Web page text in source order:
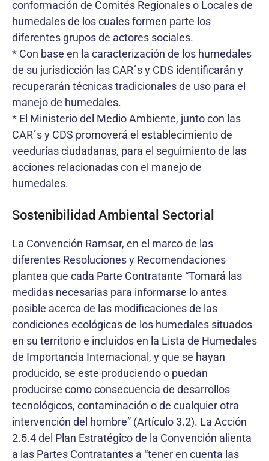
conformación de Comités Regionales o Locales de
humedales de los cuales formen parte los
diferentes grupos de actores sociales.
* Con base en la caracterización de los humedales
de su jurisdicción las CAR´s y CDS identificarán y
recuperarán técnicas tradicionales de uso para el
manejo de humedales.
* El Ministerio del Medio Ambiente, junto con las
CAR´s y CDS promoverá el establecimiento de
veedurías ciudadanas, para el seguimiento de las
acciones relacionadas con el manejo de
humedales.
Sostenibilidad Ambiental Sectorial
La Convención Ramsar, en el marco de las
diferentes Resoluciones y Recomendaciones
plantea que cada Parte Contratante “Tomará las
medidas necesarias para informarse lo antes
posible acerca de las modificaciones de las
condiciones ecológicas de los humedales situados
en su territorio e incluidos en la Lista de Humedales
de Importancia Internacional, y que se hayan
producido, se este produciendo o puedan
producirse como consecuencia de desarrollos
tecnológicos, contaminación o de cualquier otra
intervención del hombre” (Artículo 3.2). La Acción
2.5.4 del Plan Estratégico de la Convención alienta
a las Partes Contratantes a “tener en cuenta las